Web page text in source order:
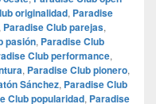
originalidad, Paradise
Paradise Club parejas,
pasión, Paradise Club
Club performance,
, Paradise Club pionero,
Sánchez, Paradise Club
Club popularidad, Paradise